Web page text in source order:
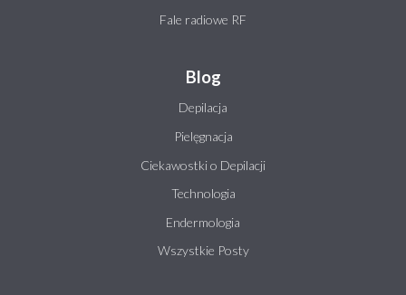
Fale radiowe RF
Blog
Depilacja
Pielęgnacja
Ciekawostki o Depilacji
Technologia
Endermologia
Wszystkie Posty